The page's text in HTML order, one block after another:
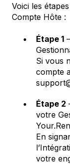
Voici les
Compte Hôte :
Étape 1
Si vous
compte
Étape 2
votre
En
votre